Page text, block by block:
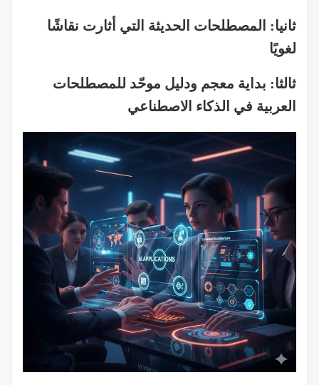
ثانيا: المصطلحات الحديثة التي أثارت نقاشًا
لغويًا
ثالثا: بداية معجم ودليل موحّد للمصطلحات
العربية في الذكاء الاصطناعي